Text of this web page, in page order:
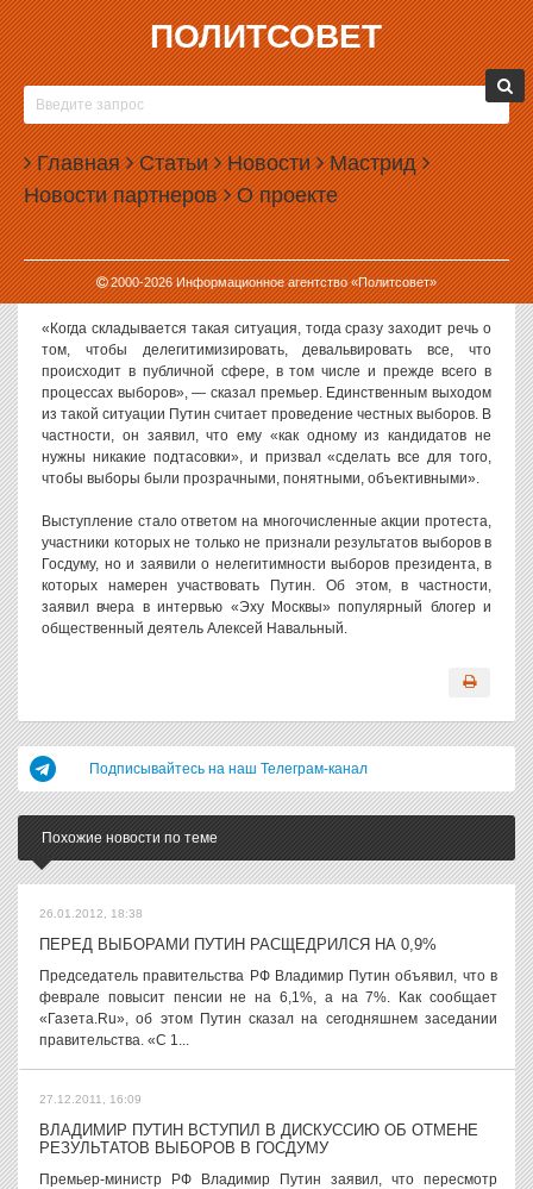
ПОЛИТСОВЕТ
Главная Статьи Новости Мастрид
Новости партнеров О проекте
2000-2026Информационное агентство «Политсовет»
27.12.2011, 17:41
ВЛАДИМИР ПУТИН ПРИЗНАЛ УГРОЗУ
ДЕЛЕГИТИМИЗАЦИИ ВЛАСТИ
Премьер-министр России Владимир Путин фактически признал
угрозу делегитимизации власти, связанную с предстоящими
выборами президента, которые пройдут в марте 2012 года. Как
сообщает «Газета.Ru», соответствующее заявление Путин
сделал сегодня на заседании координационного штаба
Общероссийского народного фронта.
«Когда складывается такая ситуация, тогда сразу заходит речь о
том, чтобы делегитимизировать, девальвировать все, что
происходит в публичной сфере, в том числе и прежде всего в
процессах выборов», — сказал премьер. Единственным выходом
из такой ситуации Путин считает проведение честных выборов. В
частности, он заявил, что ему «как одному из кандидатов не
нужны никакие подтасовки», и призвал «сделать все для того,
чтобы выборы были прозрачными, понятными, объективными».
Выступление стало ответом на многочисленные акции протеста,
участники которых не только не признали результатов выборов в
Госдуму, но и заявили о нелегитимности выборов президента, в
которых намерен участвовать Путин. Об этом, в частности,
заявил вчера в интервью «Эху Москвы» популярный блогер и
общественный деятель Алексей Навальный.
Подписывайтесь на наш Телеграм-канал
Похожие новости по теме
26.01.2012, 18:38
ПЕРЕД ВЫБОРАМИ ПУТИН РАСЩЕДРИЛСЯ НА 0,9%
Председатель правительства РФ Владимир Путин объявил, что в
феврале повысит пенсии не на 6,1%, а на 7%. Как сообщает
«Газета.Ru», об этом Путин сказал на сегодняшнем заседании
правительства. «С 1...
27.12.2011, 16:09
ВЛАДИМИР ПУТИН ВСТУПИЛ В ДИСКУССИЮ ОБ ОТМЕНЕ
РЕЗУЛЬТАТОВ ВЫБОРОВ В ГОСДУМУ
Премьер-министр РФ Владимир Путин заявил, что пересмотр